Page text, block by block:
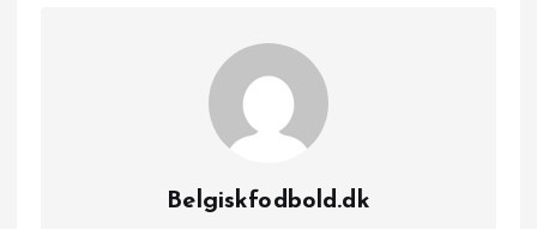
Belgiskfodbold.dk